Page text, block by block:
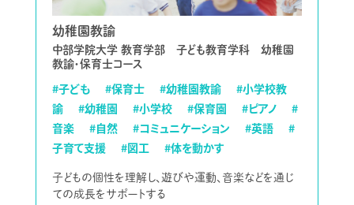
幼稚園教諭
中部学院大学 教育学部 子ども教育学科 幼稚園
教諭・保育士コース
#子ども #保育士 #幼稚園教諭
#小学校教
諭
#幼稚園 #小学校 #保育園 #ピアノ
#
音楽
#自然 #コミュニケーション #英語
#
子育て支援
#図工 #体を動かす
子どもの個性を理解し、遊びや運動、音楽などを通じ
ての成長をサポートする